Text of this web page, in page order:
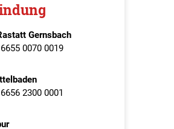
Gernsbach
0070 0019
2300 0001